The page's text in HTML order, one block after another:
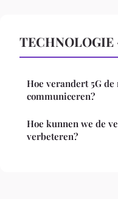
Hoe verandert 5G
communiceren?
Hoe kunnen we de
verbeteren?